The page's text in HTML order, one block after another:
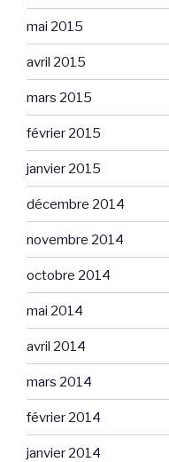
mai 2015
avril 2015
mars 2015
février 2015
janvier 2015
décembre 2014
novembre 2014
octobre 2014
mai 2014
avril 2014
mars 2014
février 2014
janvier 2014